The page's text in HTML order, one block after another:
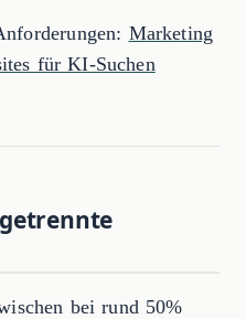
Marketing
für KI-Suchen
getrennte
bei rund 50%